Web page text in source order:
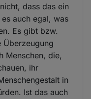
dass das ein
auch egal, was
Es gibt bzw.
Überzeugung
Menschen, die,
ihr
in
Ist das auch